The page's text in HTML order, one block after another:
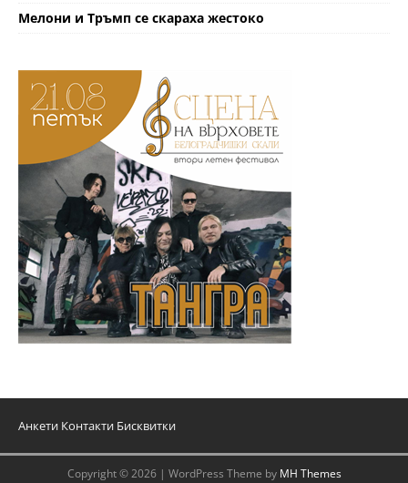
Мелони и Тръмп се скараха жестоко
Анкети Контакти Бисквитки
Copyright © 2026 | WordPress Theme by MH Themes